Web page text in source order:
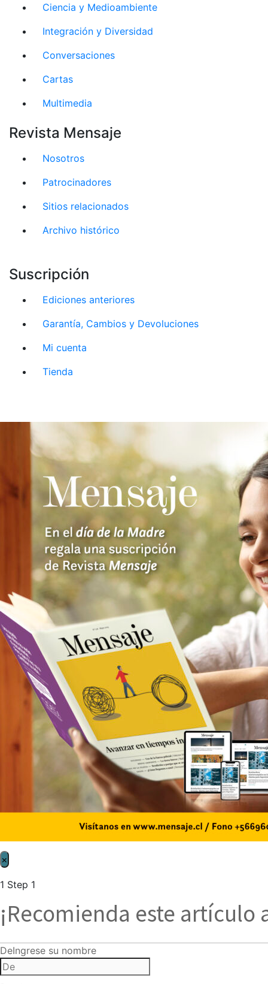
Ciencia y Medioambiente
Integración y Diversidad
Conversaciones
Cartas
Multimedia
Revista Mensaje
Nosotros
Patrocinadores
Sitios relacionados
Archivo histórico
Suscripción
Ediciones anteriores
Garantía, Cambios y Devoluciones
Mi cuenta
Tienda
×
1 Step 1
¡Recomienda este artículo
DeIngrese su nombre